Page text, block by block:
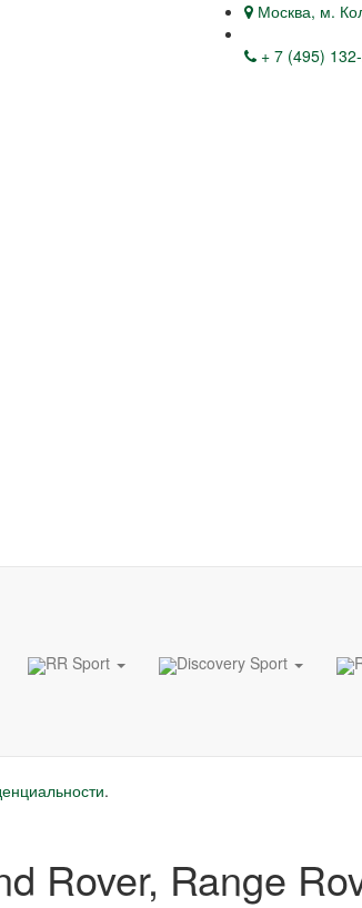
Москва, м.
+ 7 (495)
RR Sport Discovery Sport
.
Rover, Range